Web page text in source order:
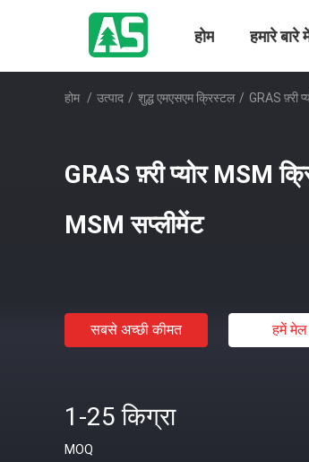
होम हमारे बारे
होम / उत्पाद / शुद्ध एमएसएम क्रिस्टल / GRAS फ़्री
GRAS फ़्री प्योर MSM
MSM सप्लीमेंट
सबसे अच्छी कीमत हमें
1-25 किग्रा
MOQ